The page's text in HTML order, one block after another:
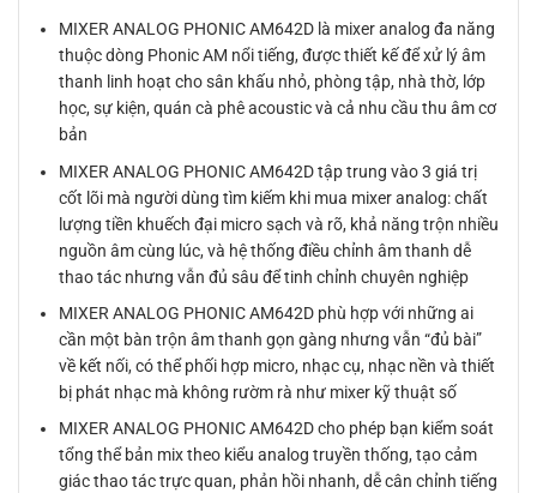
MIXER ANALOG PHONIC AM642D là mixer analog đa năng
thuộc dòng Phonic AM nổi tiếng, được thiết kế để xử lý âm
thanh linh hoạt cho sân khấu nhỏ, phòng tập, nhà thờ, lớp
học, sự kiện, quán cà phê acoustic và cả nhu cầu thu âm cơ
bản
MIXER ANALOG PHONIC AM642D tập trung vào 3 giá trị
cốt lõi mà người dùng tìm kiếm khi mua mixer analog: chất
lượng tiền khuếch đại micro sạch và rõ, khả năng trộn nhiều
nguồn âm cùng lúc, và hệ thống điều chỉnh âm thanh dễ
thao tác nhưng vẫn đủ sâu để tinh chỉnh chuyên nghiệp
MIXER ANALOG PHONIC AM642D phù hợp với những ai
cần một bàn trộn âm thanh gọn gàng nhưng vẫn “đủ bài”
về kết nối, có thể phối hợp micro, nhạc cụ, nhạc nền và thiết
bị phát nhạc mà không rườm rà như mixer kỹ thuật số
MIXER ANALOG PHONIC AM642D cho phép bạn kiểm soát
tổng thể bản mix theo kiểu analog truyền thống, tạo cảm
giác thao tác trực quan, phản hồi nhanh, dễ cân chỉnh tiếng